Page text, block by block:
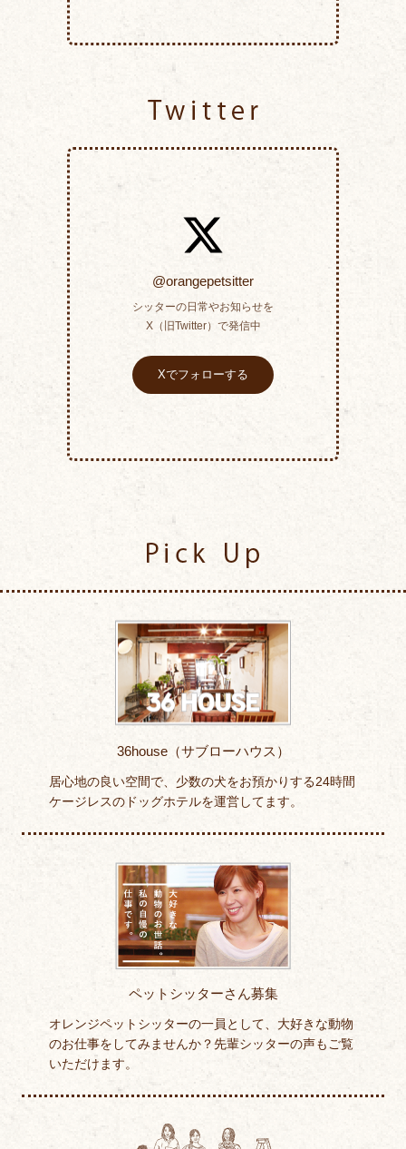
@orangepetsitter
シッターの日常やお知らせを
X（旧Twitter）で発信中
Xでフォローする
36house（サブローハウス）
居心地の良い空間で、少数の犬をお預かりする24時間
ケージレスのドッグホテルを運営してます。
ペットシッターさん募集
オレンジペットシッターの一員として、大好きな動物
のお仕事をしてみませんか？先輩シッターの声もご覧
いただけます。